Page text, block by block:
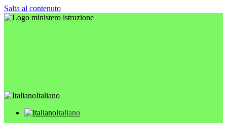
Salta al contenuto
Italiano
Italiano